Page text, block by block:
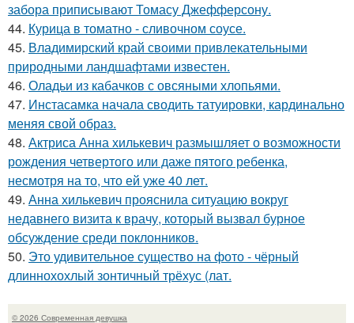
забора приписывают Томасу Джефферсону.
44. Курица в томатно - сливочном соусе.
45. Владимирский край своими привлекательными
природными ландшафтами известен.
46. Оладьи из кабачков с овсяными хлопьями.
47. Инстасамка начала сводить татуировки, кардинально
меняя свой образ.
48. Актриса Анна хилькевич размышляет о возможности
рождения четвертого или даже пятого ребенка,
несмотря на то, что ей уже 40 лет.
49. Анна хилькевич прояснила ситуацию вокруг
недавнего визита к врачу, который вызвал бурное
обсуждение среди поклонников.
50. Это удивительное существо на фото - чёрный
длиннохохлый зонтичный трёхус (лат.
© 2026 Современная девушка